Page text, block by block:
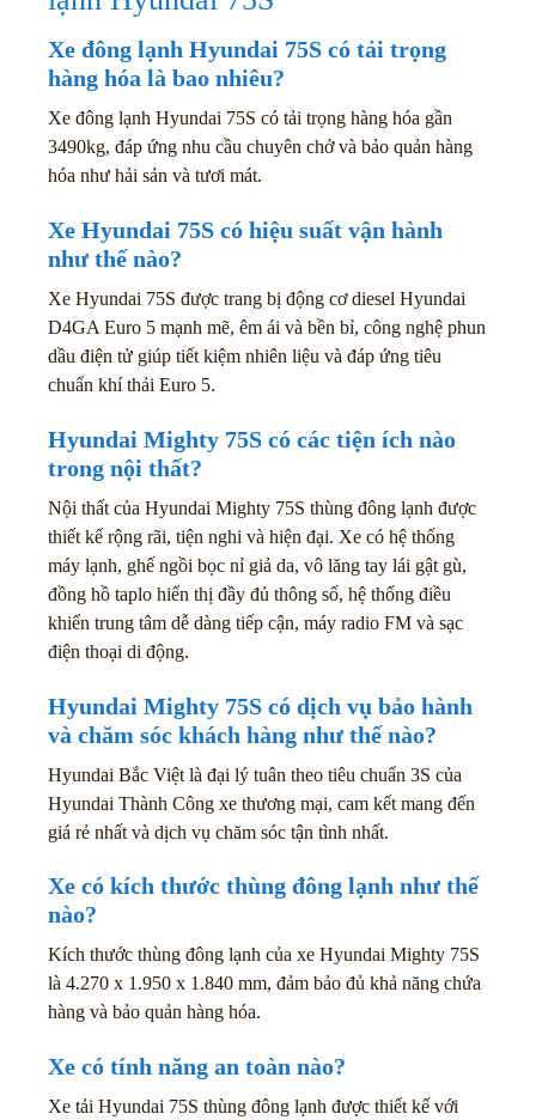
Xe đông lạnh Hyundai 75S có tải trọng
hàng hóa là bao nhiêu?
Xe đông lạnh Hyundai 75S có tải trọng hàng hóa gần
3490kg, đáp ứng nhu cầu chuyên chở và bảo quản hàng
hóa như hải sản và tươi mát.
Xe Hyundai 75S có hiệu suất vận hành
như thế nào?
Xe Hyundai 75S được trang bị động cơ diesel Hyundai
D4GA Euro 5 mạnh mẽ, êm ái và bền bỉ, công nghệ phun
dầu điện tử giúp tiết kiệm nhiên liệu và đáp ứng tiêu
chuẩn khí thải Euro 5.
Hyundai Mighty 75S có các tiện ích nào
trong nội thất?
Nội thất của Hyundai Mighty 75S thùng đông lạnh được
thiết kế rộng rãi, tiện nghi và hiện đại. Xe có hệ thống
máy lạnh, ghế ngồi bọc nỉ giả da, vô lăng tay lái gật gù,
đồng hồ taplo hiển thị đầy đủ thông số, hệ thống điều
khiển trung tâm dễ dàng tiếp cận, máy radio FM và sạc
điện thoại di động.
Hyundai Mighty 75S có dịch vụ bảo hành
và chăm sóc khách hàng như thế nào?
Hyundai Bắc Việt là đại lý tuân theo tiêu chuẩn 3S của
Hyundai Thành Công xe thương mại, cam kết mang đến
giá rẻ nhất và dịch vụ chăm sóc tận tình nhất.
Xe có kích thước thùng đông lạnh như thế
nào?
Kích thước thùng đông lạnh của xe Hyundai Mighty 75S
là 4.270 x 1.950 x 1.840 mm, đảm bảo đủ khả năng chứa
hàng và bảo quản hàng hóa.
Xe có tính năng an toàn nào?
Xe tải Hyundai 75S thùng đông lạnh được thiết kế với